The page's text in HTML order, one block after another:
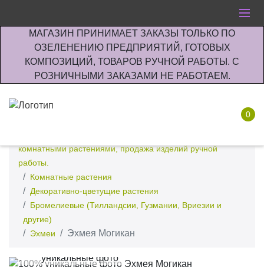
МАГАЗИН ПРИНИМАЕТ ЗАКАЗЫ ТОЛЬКО ПО
ОЗЕЛЕНЕНИЮ ПРЕДПРИЯТИЙ, ГОТОВЫХ
КОМПОЗИЦИЙ, ТОВАРОВ РУЧНОЙ РАБОТЫ. С
РОЗНИЧНЫМИ ЗАКАЗАМИ НЕ РАБОТАЕМ.
0
комнатными растениями, продажа изделий ручной
работы.
Комнатные растения
Декоративно-цветущие растения
Бромелиевые (Тилландсии, Гузмании, Вриезии и
другие)
Эхмеи
Эхмея Могикан
уникальные фото